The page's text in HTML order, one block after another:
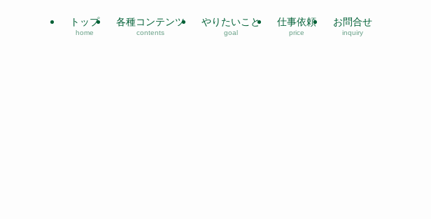
トップ
home
各種コンテンツ
contents
やりたいこと
goal
仕事依頼
price
お問合せ
inquiry